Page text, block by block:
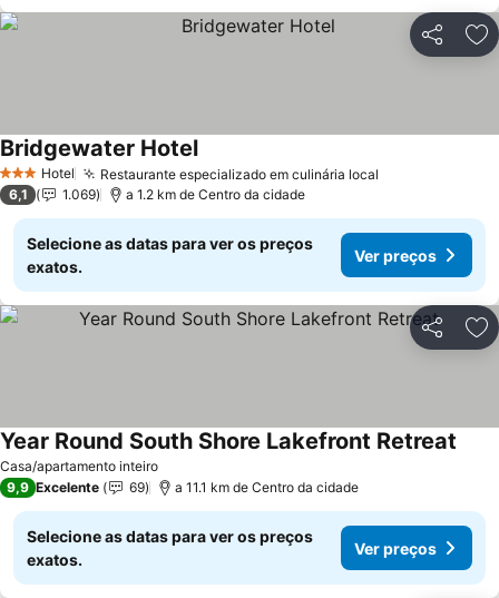
Partilhar
3 EstrelasHotel Restaurante especializado em culinária local
Bridgewater Hotel
6,1 1.069 a 1.2 km de Centro da cidade
Selecione as datas para ver os preços
exatos.
Ver preços
Partilhar
Casa/apartamento inteiro
Year Round South Shore Lakefront Retreat
9,9 Excelente 69 a 11.1 km de Centro da cidade
Selecione as datas para ver os preços
exatos.
Ver preços